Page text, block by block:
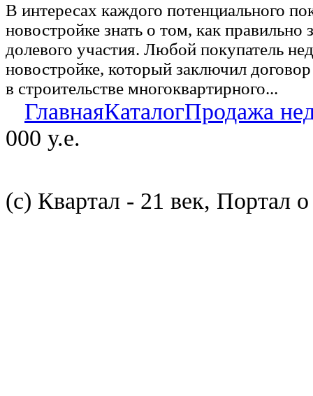
В интересах каждого потенциального
новостройке знать о том, как правильно
долевого участия. Любой покупатель
новостройке, который заключил
в строительстве многоквартирного...
ГлавнаяКаталогПродажа
000 у.е.
(с) Квартал - 21 век, Портал